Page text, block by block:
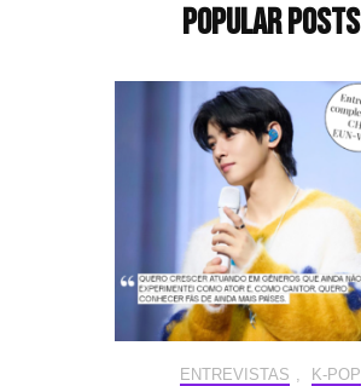
Popular Posts
ENTREVISTAS , K-POP